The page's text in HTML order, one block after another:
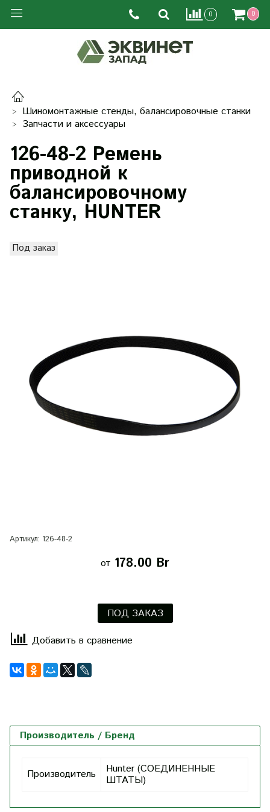
0 0
Шиномонтажные стенды, балансировочные станки
Запчасти и аксессуары
126-48-2 Ремень
приводной к
балансировочному
станку, HUNTER
Под заказ
Артикул: 126-48-2
от 178.00 Br
ПОД ЗАКАЗ
Добавить в сравнение
Производитель / Бренд
Производитель
Hunter (СОЕДИНЕННЫЕ
ШТАТЫ)